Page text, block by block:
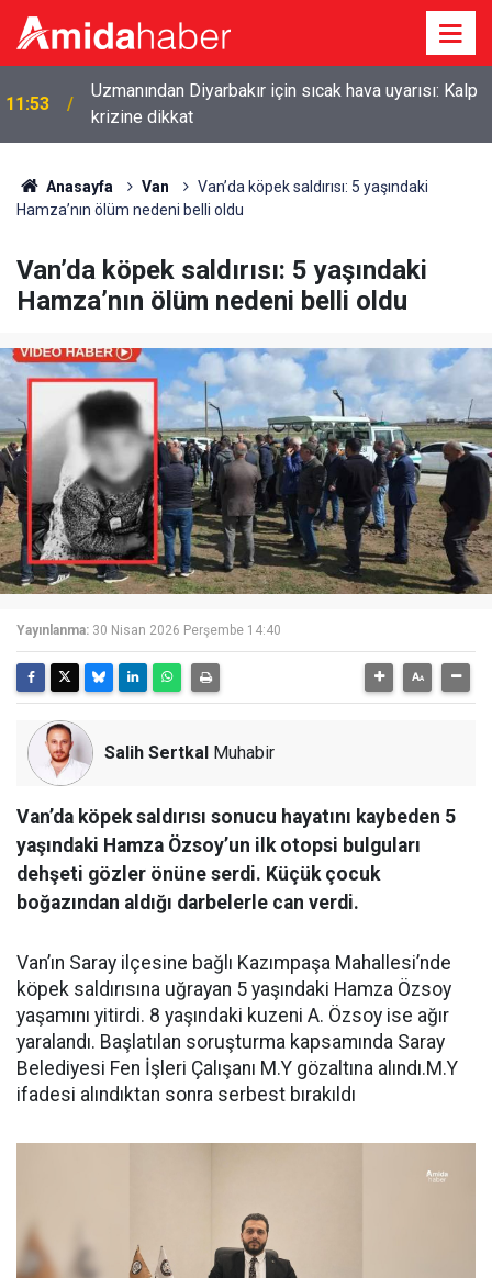
11:53
Uzmanından Diyarbakır için sıcak hava uyarısı: Kalp
krizine dikkat
Anasayfa Van
Van’da köpek saldırısı: 5 yaşındaki
Hamza’nın ölüm nedeni belli oldu
Van’da köpek saldırısı: 5 yaşındaki
Hamza’nın ölüm nedeni belli oldu
Yayınlanma: 30 Nisan 2026 Perşembe 14:40
Salih Sertkal Muhabir
Van’da köpek saldırısı sonucu hayatını kaybeden 5
yaşındaki Hamza Özsoy’un ilk otopsi bulguları
dehşeti gözler önüne serdi. Küçük çocuk
boğazından aldığı darbelerle can verdi.
Van’ın Saray ilçesine bağlı Kazımpaşa Mahallesi’nde
köpek saldırısına uğrayan 5 yaşındaki Hamza Özsoy
yaşamını yitirdi. 8 yaşındaki kuzeni A. Özsoy ise ağır
yaralandı. Başlatılan soruşturma kapsamında Saray
Belediyesi Fen İşleri Çalışanı M.Y gözaltına alındı.M.Y
ifadesi alındıktan sonra serbest bırakıldı